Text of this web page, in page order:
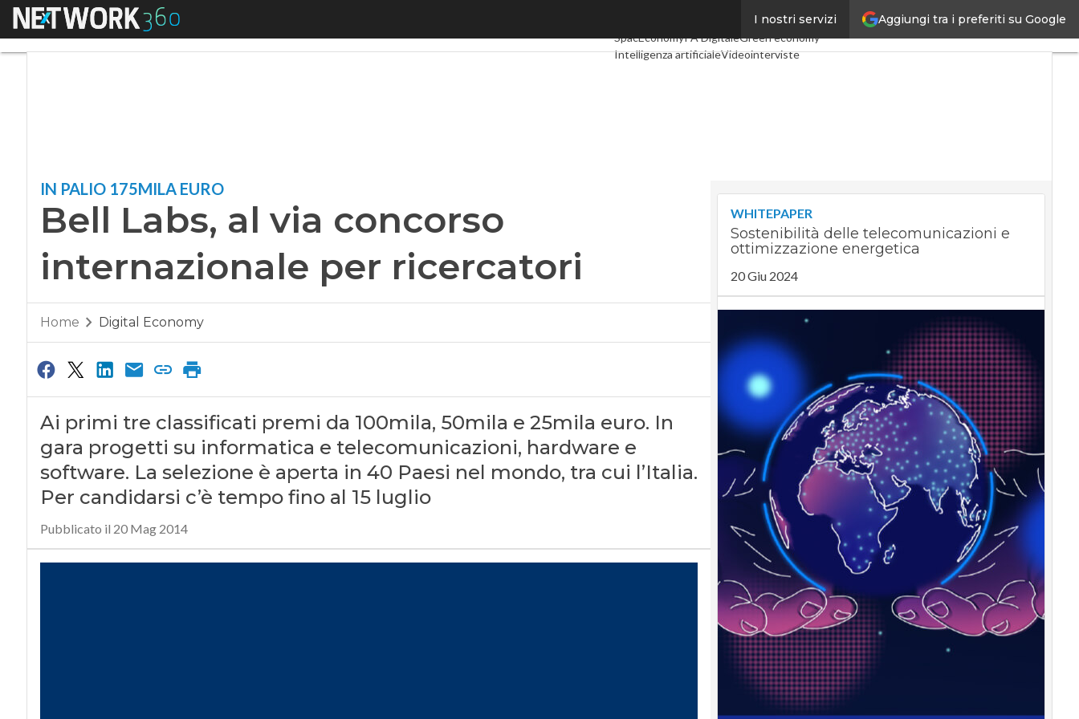
Aggiungi tra i preferiti su Google
I nostri servizi
Menu Digital Economy TelcoIndustria 4.0
SpacEconomyPA DigitaleGreen economy
Intelligenza artificialeVideointerviste
IN PALIO 175MILA EURO
Bell Labs, al via concorso
internazionale per ricercatori
Home Digital Economy
Ai primi tre classificati premi da 100mila, 50mila e 25mila euro. In
gara progetti su informatica e telecomunicazioni, hardware e
software. La selezione è aperta in 40 Paesi nel mondo, tra cui l’Italia.
Per candidarsi c’è tempo fino al 15 luglio
Pubblicato il 20 Mag 2014
WHITEPAPER
Sostenibilità delle telecomunicazioni e
ottimizzazione energetica
20 Giu 2024